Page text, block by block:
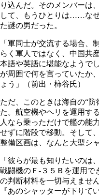
り込んだ。そのメンバーは
して、もうひとりは……な
た謎の男だった。
「軍同士が交流する場合、
らく軍人ではなく、中国共
本語や英語に堪能なようで
が周囲で何を言っていたか
ょう」（前出・柿谷氏）
ただ、このときは海自の“
た。航空機やヘリを運用す
人なら乗っただけで艦の能
せずに階段で移動。そして
整備区画は、なんと大型シ
「彼らが最も知りたいのは
戦闘機のＦ-３５Ｂを運用で
の判断材料を一切与えませ
『あのシャッターが下りて